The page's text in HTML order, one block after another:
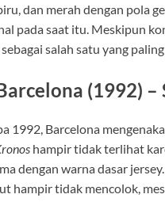
dan merah dengan pola
pada saat itu. Meskipun
salah satu yang
(1992)
1992, Barcelona
hampir tidak terlihat
dengan warna dasar
hampir tidak mencolok,